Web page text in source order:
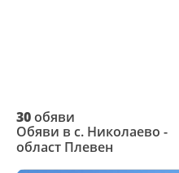
30обяви
Обяви в с. Николаево -
област Плевен